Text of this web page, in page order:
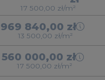
17 500,00 zł/m²
969 840,00 zł
13 500,00 zł/m²
560 000,00 zł
17 500,00 zł/m²